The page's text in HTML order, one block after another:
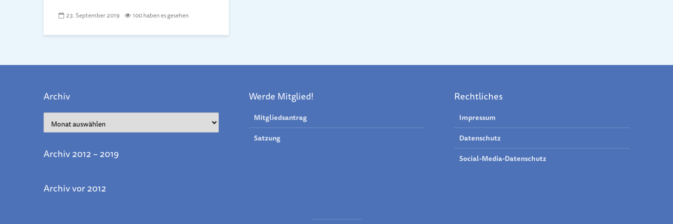
23. September 2019 100 haben es gesehen
Archiv
Archiv 2012 – 2019
Archiv vor 2012
Werde Mitglied!
Mitgliedsantrag
Satzung
Rechtliches
Impressum
Datenschutz
Social-Media-Datenschutz